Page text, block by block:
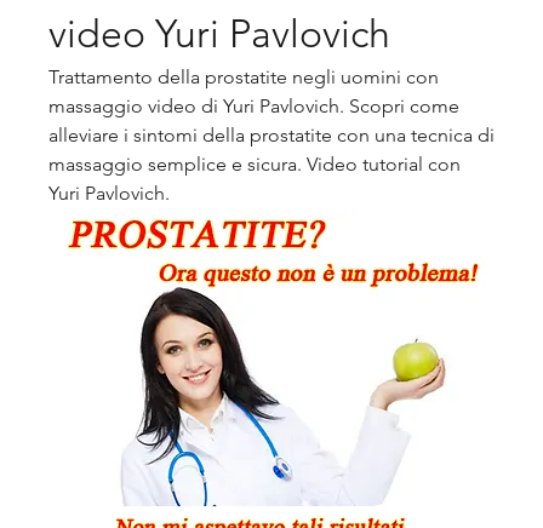
video Yuri Pavlovich
Trattamento della prostatite negli uomini con
massaggio video di Yuri Pavlovich. Scopri come
alleviare i sintomi della prostatite con una tecnica di
massaggio semplice e sicura. Video tutorial con
Yuri Pavlovich.